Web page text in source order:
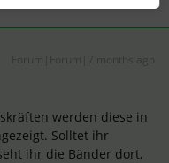
werden diese in
Solltet ihr
ihr die Bänder dort,